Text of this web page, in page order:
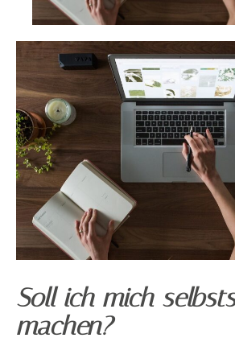
Soll ich mich
machen?